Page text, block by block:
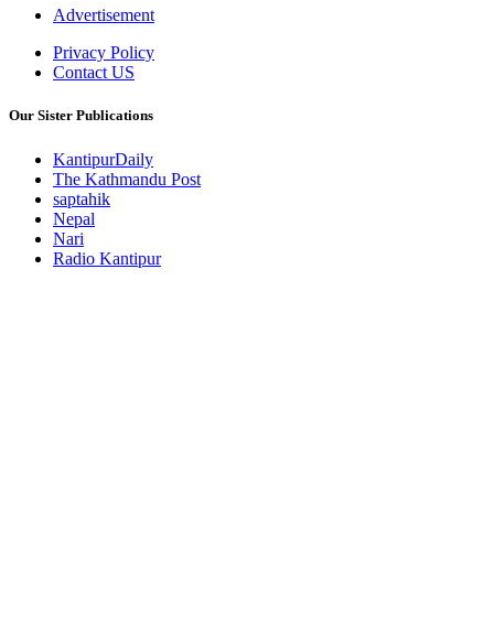
Advertisement
Privacy Policy
Contact US
Our Sister Publications
KantipurDaily
The Kathmandu Post
saptahik
Nepal
Nari
Radio Kantipur